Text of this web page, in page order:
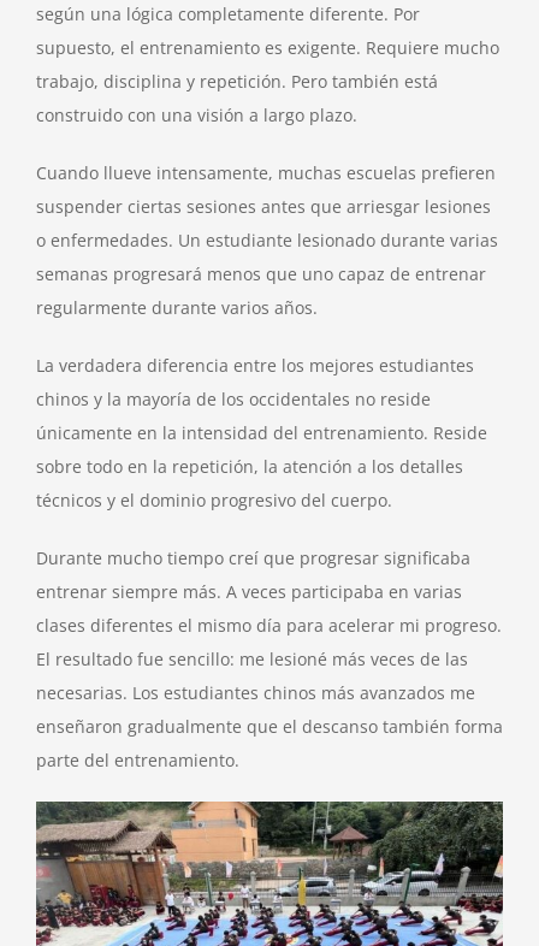
según una lógica completamente diferente. Por
supuesto, el entrenamiento es exigente. Requiere mucho
trabajo, disciplina y repetición. Pero también está
construido con una visión a largo plazo.
Cuando llueve intensamente, muchas escuelas prefieren
suspender ciertas sesiones antes que arriesgar lesiones
o enfermedades. Un estudiante lesionado durante varias
semanas progresará menos que uno capaz de entrenar
regularmente durante varios años.
La verdadera diferencia entre los mejores estudiantes
chinos y la mayoría de los occidentales no reside
únicamente en la intensidad del entrenamiento. Reside
sobre todo en la repetición, la atención a los detalles
técnicos y el dominio progresivo del cuerpo.
Durante mucho tiempo creí que progresar significaba
entrenar siempre más. A veces participaba en varias
clases diferentes el mismo día para acelerar mi progreso.
El resultado fue sencillo: me lesioné más veces de las
necesarias. Los estudiantes chinos más avanzados me
enseñaron gradualmente que el descanso también forma
parte del entrenamiento.